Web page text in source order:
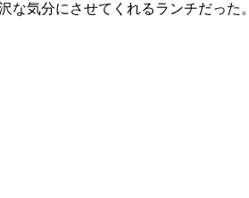
な気分にさせてくれるランチだった。